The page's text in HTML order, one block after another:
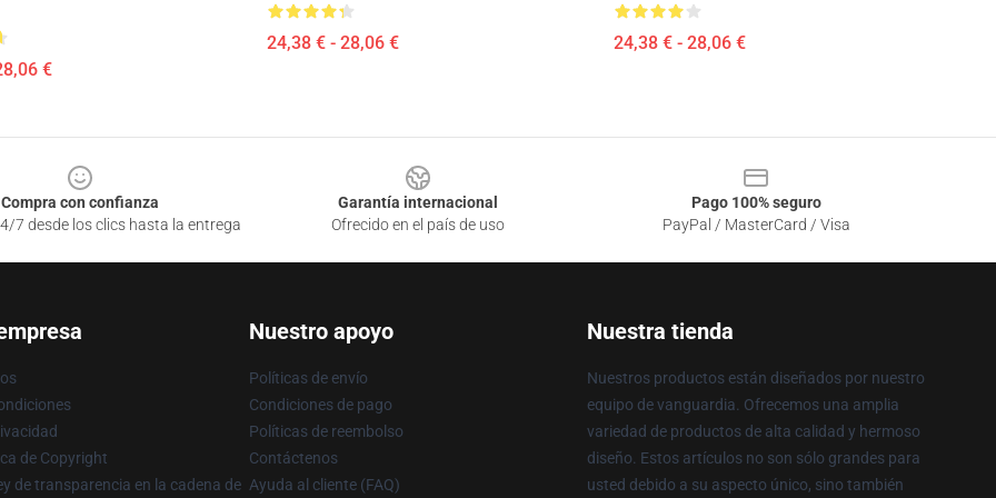
€
24,38 € - 28,06 € 24,38 € - 28,06 €
Compra con confianza
7 desde los clics hasta la entrega
Garantía internacional
Ofrecido en el país de uso
Pago 100% seguro
PayPal / MasterCard / Visa
de Copyright
de transparencia en la cadena de
Nuestro apoyo
Políticas de envío
Condiciones de pago
Políticas de reembolso
Contáctenos
Ayuda al cliente (FAQ)
Nuestra tienda
Nuestros productos están diseñados por nuestro
equipo de vanguardia. Ofrecemos una amplia
variedad de productos de alta calidad y hermoso
diseño. Estos artículos no son sólo grandes para
usted debido a su aspecto único, sino también